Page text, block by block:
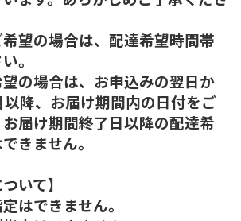
望の場合は、配達希望時間帯
。
の場合は、お申込みの翌日か
以降、お届け期間内の日付をご
届け期間終了日以降の配達希
きません。
いて】
はできません。